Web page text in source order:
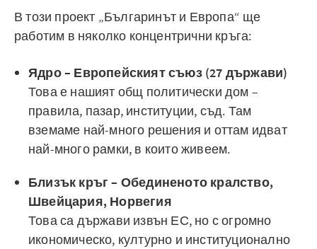
В този проект „Българинът и Европа“ ще
работим в няколко концентрични кръга:
Ядро – Европейският съюз (27 държави)
Това е нашият общ политически дом –
правила, пазар, институции, съд. Там
вземаме най-много решения и оттам идват
най-много рамки, в които живеем.
Близък кръг – Обединеното кралство,
Швейцария, Норвегия
Това са държави извън ЕС, но с огромно
икономическо, културно и институционално